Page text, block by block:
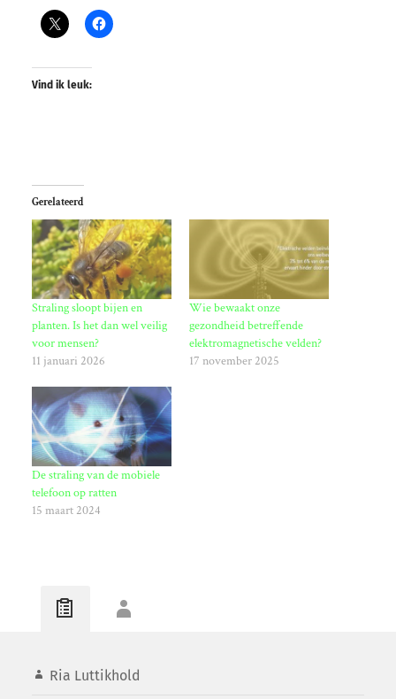
Vind ik leuk:
Gerelateerd
Straling sloopt bijen en
planten. Is het dan wel veilig
voor mensen?
11 januari 2026
Wie bewaakt onze
gezondheid betreffende
elektromagnetische velden?
17 november 2025
De straling van de mobiele
telefoon op ratten
15 maart 2024
Ria Luttikhold